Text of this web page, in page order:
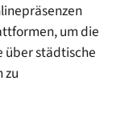
um die
über städtische
zu